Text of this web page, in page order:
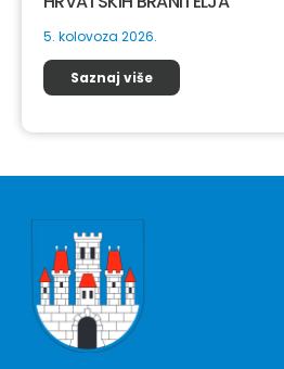
5. kolovoza 2026.
Saznaj više